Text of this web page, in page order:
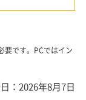
です。PCではイン
：2026年8月7日